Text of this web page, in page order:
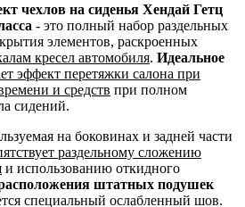
чехлов на сиденья Хендай Гетц
- это полный набор раздельных
элементов, раскроенных
кресел автомобиля. Идеальное
эффект перетяжки салона при
и средств при полном
сидений.
на боковинах и задней части
раздельному сложению
и использованию откидного
штатных подушек
специальный ослабленный шов.